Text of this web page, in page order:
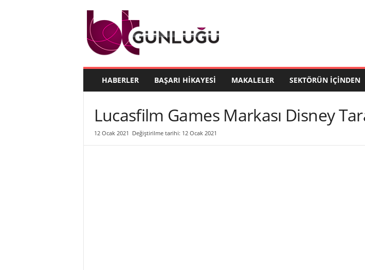
B
HABERLER BAŞARI HIKAYESI MAKALELER SEKTÖRÜN İÇINDEN
Lucasfilm Games Markası Disney
12 Ocak 2021 Değiştirilme tarihi: 12 Ocak 2021